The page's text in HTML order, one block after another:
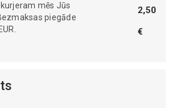
mēs Jūs
piegāde
2,50
€